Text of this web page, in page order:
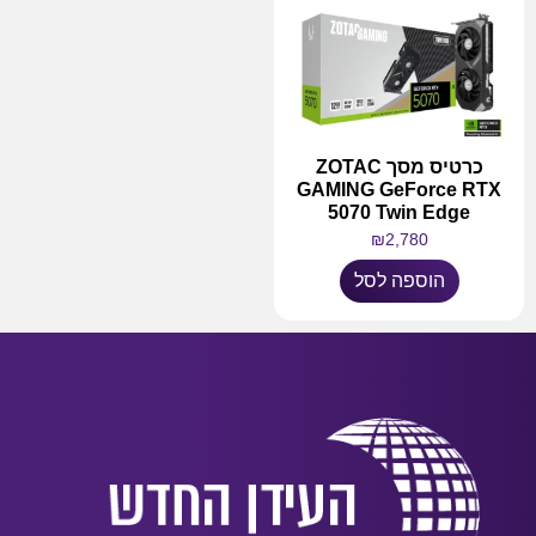
כרטיס מסך ZOTAC
GAMING GeForce RTX
5070 Twin Edge
₪2,780
הוספה לסל